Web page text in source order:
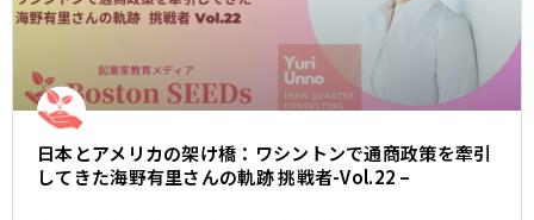
日本とアメリカの架け橋：ワシントンで通商政策を牽引
してきた海野有里さんの軌跡 挑戦者-Vol.22 –